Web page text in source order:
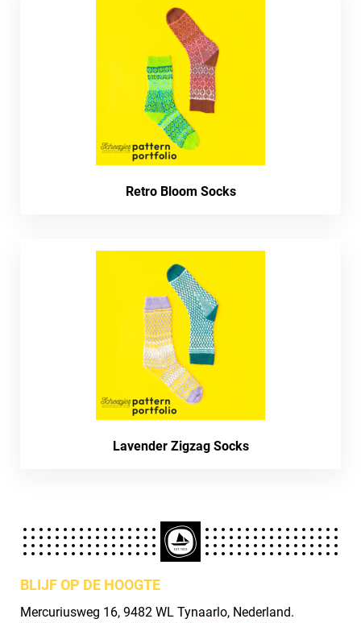
Retro Bloom Socks
Lavender Zigzag Socks
BLIJF OP DE HOOGTE
Mercuriusweg 16, 9482 WL Tynaarlo, Nederland.